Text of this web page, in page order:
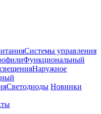
Системы управления
Функциональный
Наружное
Светодиоды Новинки